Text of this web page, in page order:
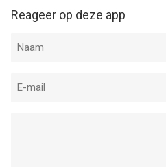
Reageer op deze app